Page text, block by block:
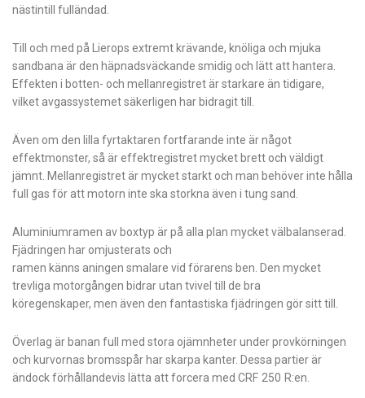
nästintill fulländad.
Till och med på Lierops extremt krävande, knöliga och mjuka
sandbana är den häpnadsväckande smidig och lätt att hantera.
Effekten i botten- och mellanregistret är starkare än tidigare,
vilket avgassystemet säkerligen har bidragit till.
Även om den lilla fyrtaktaren fortfarande inte är något
effektmonster, så är effektregistret mycket brett och väldigt
jämnt. Mellanregistret är mycket starkt och man behöver inte hålla
full gas för att motorn inte ska storkna även i tung sand.
Aluminiumramen av boxtyp är på alla plan mycket välbalanserad.
Fjädringen har omjusterats och
ramen känns aningen smalare vid förarens ben. Den mycket
trevliga motorgången bidrar utan tvivel till de bra
köregenskaper, men även den fantastiska fjädringen gör sitt till.
Överlag är banan full med stora ojämnheter under provkörningen
och kurvornas bromsspår har skarpa kanter. Dessa partier är
ändock förhållandevis lätta att forcera med CRF 250 R:en.